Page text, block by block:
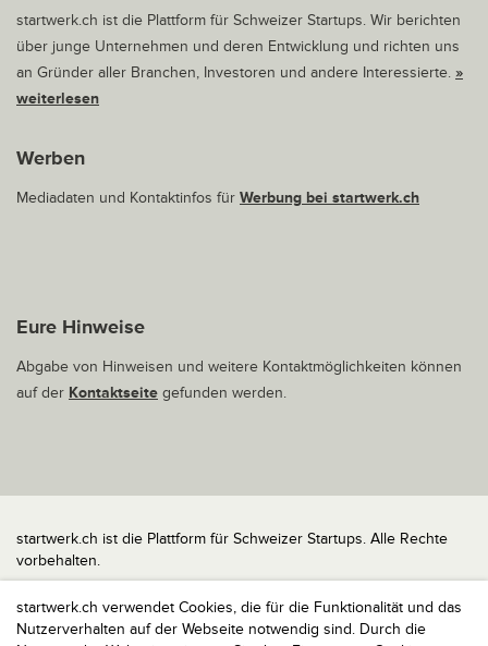
startwerk.ch verwendet Cookies, die für die Funktionalität und das
Nutzerverhalten auf der Webseite notwendig sind. Durch die
startwerk.ch ist die Plattform für Schweizer Startups. Wir berichten
über junge Unternehmen und deren Entwicklung und richten uns
an Gründer aller Branchen, Investoren und andere Interessierte. »
weiterlesen
Werben
Mediadaten und Kontaktinfos für Werbung bei startwerk.ch
Eure Hinweise
Abgabe von Hinweisen und weitere Kontaktmöglichkeiten können
auf der Kontaktseite gefunden werden.
startwerk.ch ist die Plattform für Schweizer Startups. Alle Rechte
vorbehalten.
Impressum
Kontakt